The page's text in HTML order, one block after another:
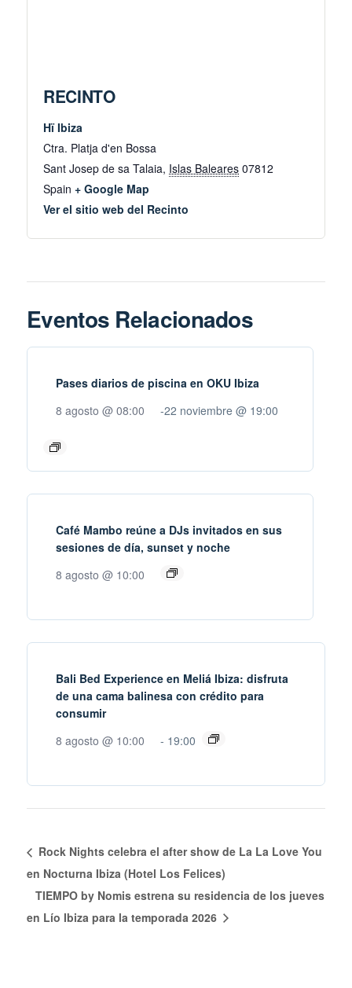
RECINTO
Hï Ibiza
Ctra. Platja d'en Bossa
Sant Josep de sa Talaia, Islas Baleares 07812
Spain + Google Map
Ver el sitio web del Recinto
Eventos Relacionados
Pases diarios de piscina en OKU Ibiza
8 agosto @ 08:00
-22 noviembre @ 19:00
Café Mambo reúne a DJs invitados en sus
sesiones de día, sunset y noche
8 agosto @ 10:00
Bali Bed Experience en Meliá Ibiza: disfruta
de una cama balinesa con crédito para
consumir
8 agosto @ 10:00
- 19:00
Rock Nights celebra el after show de La La Love You
en Nocturna Ibiza (Hotel Los Felices)
TIEMPO by Nomis estrena su residencia de los jueves
en Lío Ibiza para la temporada 2026